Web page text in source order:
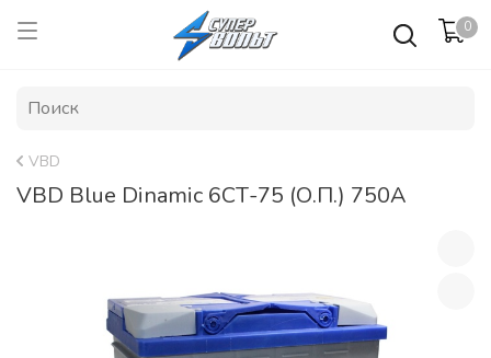
0
VBD
VBD Blue Dinamic 6СТ-75 (О.П.) 750А